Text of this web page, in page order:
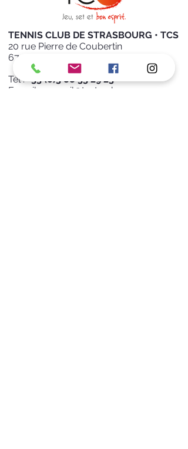
TENNIS CLUB DE STRASBOURG • TCS
20 rue Pierre de Coubertin
67000 STRASBOURG
Tél :+33 (0)3 88 35 29 23
E-mail :
accueil@tcstrasbourg.com